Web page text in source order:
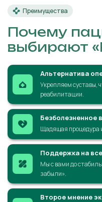
Преимущества
Почему
выбирают
Альтернатива
Укрепляем суставы,
реабилитации.
Безболезненное
Щадящая процедура
Поддержка на
Мы с вами до
забыли».
Второе мнение